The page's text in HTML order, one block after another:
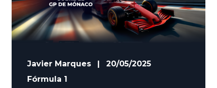
Javier Marques |
20/05/2025
Fórmula 1